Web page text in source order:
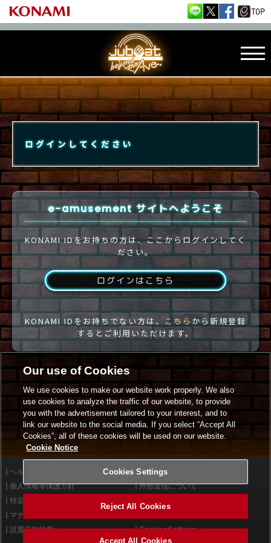
ログインしてください
e-amusement サイトへようこそ
KONAMI IDをお持ちの方は、ここからログインしてく
ださい。
ログインはこちら
KONAMI IDをお持ちでない方は、 こちらから新規登録
するとご利用いただけます。
ヘルプ
利用規約
個人情報等保護方針
外部送信について
特定商取引法に基づく表示
マナー＆ルール
設置店舗検索
Cookies Settings
Our use of Cookies
We use cookies to make our website work properly. We also
use cookies to analyze the traffic of our website, to provide
you with the advertisement tailored to your interest, and to
link our website to the social media. If you select “Accept All
Cookies”, all of these cookies will be used on our website.
Cookie Notice
Cookies Settings
Reject All Cookies
Accept All Cookies